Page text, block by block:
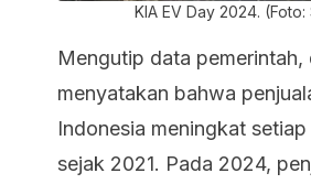
KIA EV Day 2024. (Foto:
Mengutip data pemerintah,
menyatakan bahwa
Indonesia meningkat
sejak 2021. Pada 2024,